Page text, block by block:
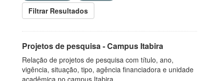
Filtrar Resultados
Projetos de pesquisa - Campus Itabira
Relação de projetos de pesquisa com título, ano,
vigência, situação, tipo, agência financiadora e unidade
acadêmica no campus Itabira.